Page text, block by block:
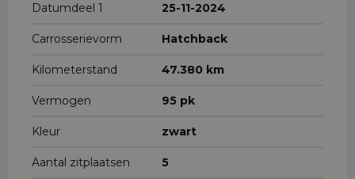
Datumdeel 1 25-11-2024
Carrosserievorm Hatchback
Kilometerstand 47.380 km
Vermogen 95 pk
Kleur zwart
Aantal zitplaatsen 5